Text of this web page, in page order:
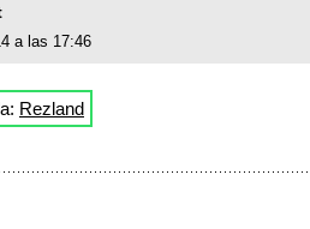
a las 17:46
Rezland